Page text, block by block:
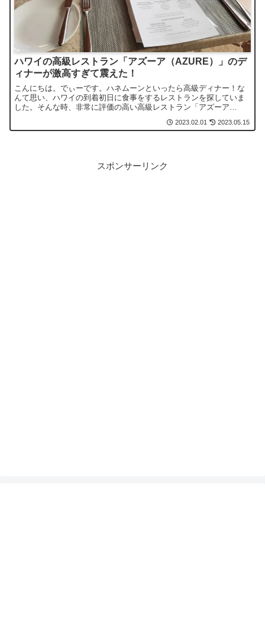
ハワイの高級レストラン「アズーア（AZURE）」のデ
ィナーが激高すぎて震えた！
こんにちは。でぃーです。ハネムーンといったら高級ディナー！な
んて思い、ハワイの到着初日に食事をするレストランを探していま
した。そんな時、非常に評価の高い高級レストラン「アズーア
2023.02.01 2023.05.15
スポンサーリンク